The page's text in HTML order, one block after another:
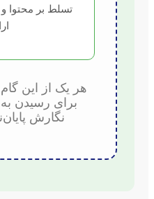
تسلط بر محتوا
هر یک از این
برای رسیدن
نگارش